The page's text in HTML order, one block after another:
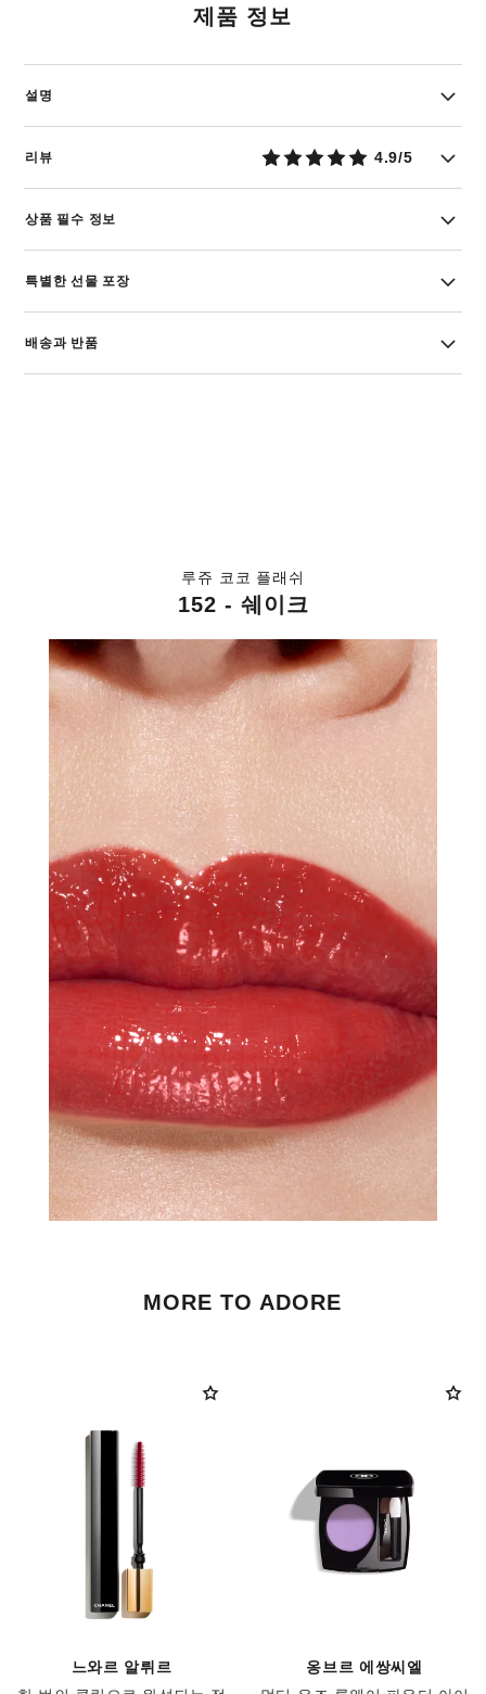
제품 정보
설명
리뷰 4.9/5
상품 필수 정보
특별한 선물 포장
배송과 반품
루쥬 코코 플래쉬
152 - 쉐이크
MORE TO ADORE
느와르 알뤼르
옹브르 에쌍씨엘